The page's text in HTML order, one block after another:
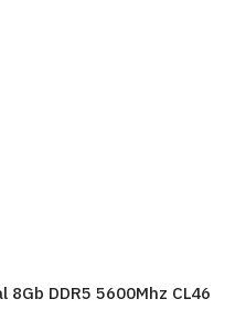
DDR5 5600Mhz CL46